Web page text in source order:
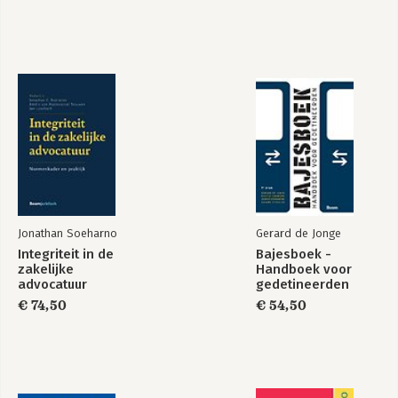
4 Grondwet, rechter en politieke partijen 87
4.1 De vorming van de politieke partijen 87
4.2 Actuele ontwikkelingen 91
4.3 Financiering van politieke partijen en campagnes 94
4.3.1 Historisch verloop van de wetgeving 94
4.3.2 Federal Election Commission (FEC) 96
4.3.3 De rol van het Hooggerechtshof 97
4.3.4 De Citizens United-uitspraak 99
4.3.5 Gevolgen van de uitspraak 104
II CONGRES, PRESIDENT EN HOOGGERECHTSHOF 107
5 Het Congres 109
Jonathan Soeharno
Integriteit in de
zakelijke
advocatuur
€ 74,50
Gerard de Jonge
Bajesboek -
Handboek voor
gedetineerden
€ 54,50